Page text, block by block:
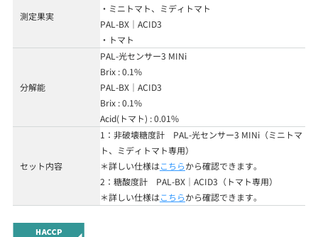
測定果実
・ミニトマト、ミディトマト
PAL-BX｜ACID3
・トマト
分解能
PAL-光センサー3 MINi
Brix : 0.1%
PAL-BX｜ACID3
Brix : 0.1%
Acid(トマト) : 0.01%
セット内容
1：非破壊糖度計 PAL-光センサー3 MINi（ミニトマ
ト、ミディトマト専用）
＊詳しい仕様はこちらから確認できます。
2：糖酸度計 PAL-BX｜ACID3（トマト専用）
＊詳しい仕様はこちらから確認できます。